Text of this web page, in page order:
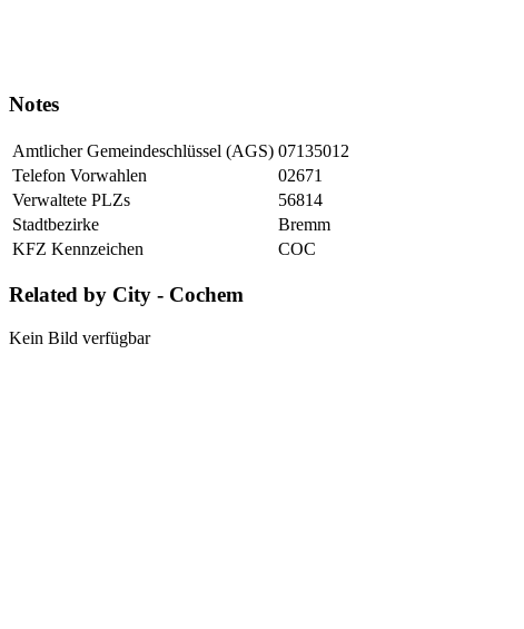
Notes
Amtlicher Gemeindeschlüssel (AGS) 07135012
Telefon Vorwahlen
02671
Verwaltete PLZs
56814
Stadtbezirke
Bremm
KFZ Kennzeichen
COC
Related by City - Cochem
Kein Bild verfügbar